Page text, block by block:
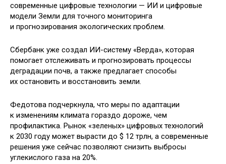
современные цифровые технологии — ИИ и цифровые
модели Земли для точного мониторинга
и прогнозирования экологических проблем.
Сбербанк уже создал ИИ-систему «Верда», которая
помогает отслеживать и прогнозировать процессы
деградации почв, а также предлагает способы
их остановить и восстановить земли.
Федотова подчеркнула, что меры по адаптации
к изменениям климата гораздо дороже, чем
профилактика. Рынок «зеленых» цифровых технологий
к 2030 году может вырасти до $ 12 трлн, а современные
решения уже сейчас позволяют снизить выбросы
углекислого газа на 20%.